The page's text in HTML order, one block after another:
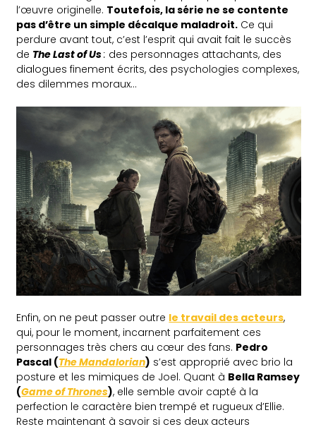
l’œuvre originelle. Toutefois, la série ne se contente
pas d’être un simple décalque maladroit. Ce qui
perdure avant tout, c’est l’esprit qui avait fait le succès
de The Last of Us: des personnages attachants, des
dialogues finement écrits, des psychologies complexes,
des dilemmes moraux…
Enfin, on ne peut passer outre le travail des acteurs,
qui, pour le moment, incarnent parfaitement ces
personnages très chers au cœur des fans. Pedro
Pascal (The Mandalorian) s’est approprié avec brio la
posture et les mimiques de Joel. Quant à Bella Ramsey
(Game of Thrones), elle semble avoir capté à la
perfection le caractère bien trempé et rugueux d’Ellie.
Reste maintenant à savoir si ces deux acteurs